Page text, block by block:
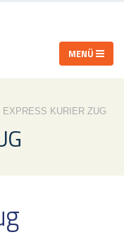
EXPRESS KURIER ZUG